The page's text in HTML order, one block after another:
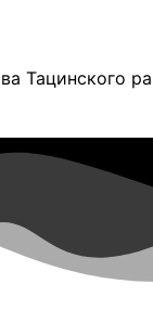
Тацинского